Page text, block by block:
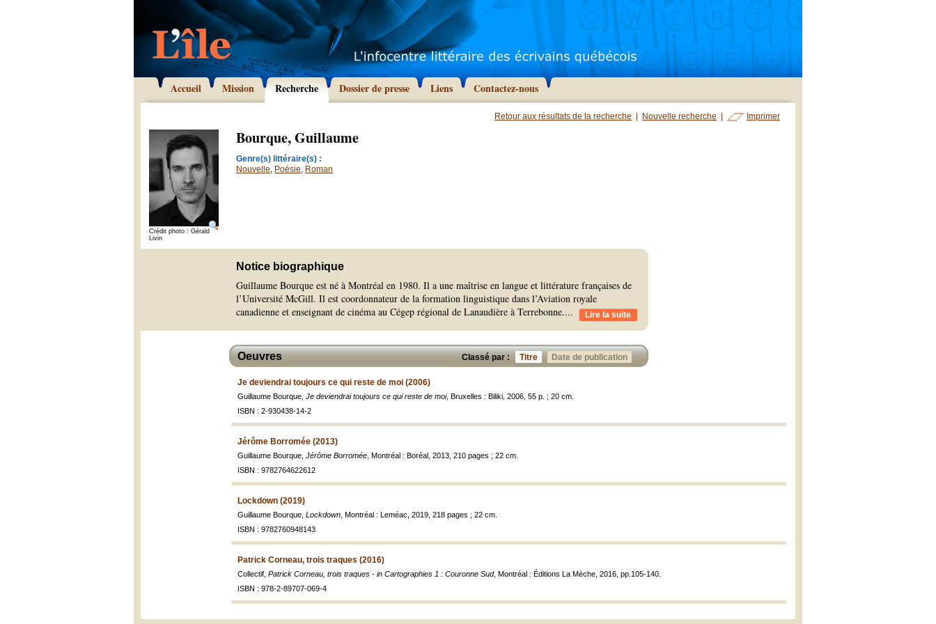
Accueil Mission Recherche Dossier de presse Liens Contactez-nous
Retour aux résultats de la recherche Nouvelle recherche Imprimer
Crédit photo : Gérald
Livin
Bourque, Guillaume
Genre(s) littéraire(s) :
Nouvelle, Poésie, Roman
Notice biographique
Guillaume Bourque est né à Montréal en 1980. Il a une maîtrise en langue et littérature françaises de
l’Université McGill. Il est coordonnateur de la formation linguistique dans l’Aviation royale
canadienne et enseignant de cinéma au Cégep régional de Lanaudière à Terrebonne.... Lire la suite
Classé par : Titre Date de publication
Oeuvres
Je deviendrai toujours ce qui reste de moi (2006)
Guillaume Bourque, Je deviendrai toujours ce qui reste de moi, Bruxelles : Biliki, 2006, 55 p. ; 20 cm.
ISBN : 2-930438-14-2
Jérôme Borromée (2013)
Guillaume Bourque, Jérôme Borromée , Montréal : Boréal, 2013, 210 pages ; 22 cm.
ISBN : 9782764622612
Lockdown (2019)
Guillaume Bourque, Lockdown , Montréal : Leméac, 2019, 218 pages ; 22 cm.
ISBN : 9782760948143
Patrick Corneau, trois traques (2016)
Collectif, Patrick Corneau, trois traques - in Cartographies 1 : Couronne Sud, Montréal : Éditions La Mèche, 2016, pp.105-140.
ISBN : 978-2-89707-069-4